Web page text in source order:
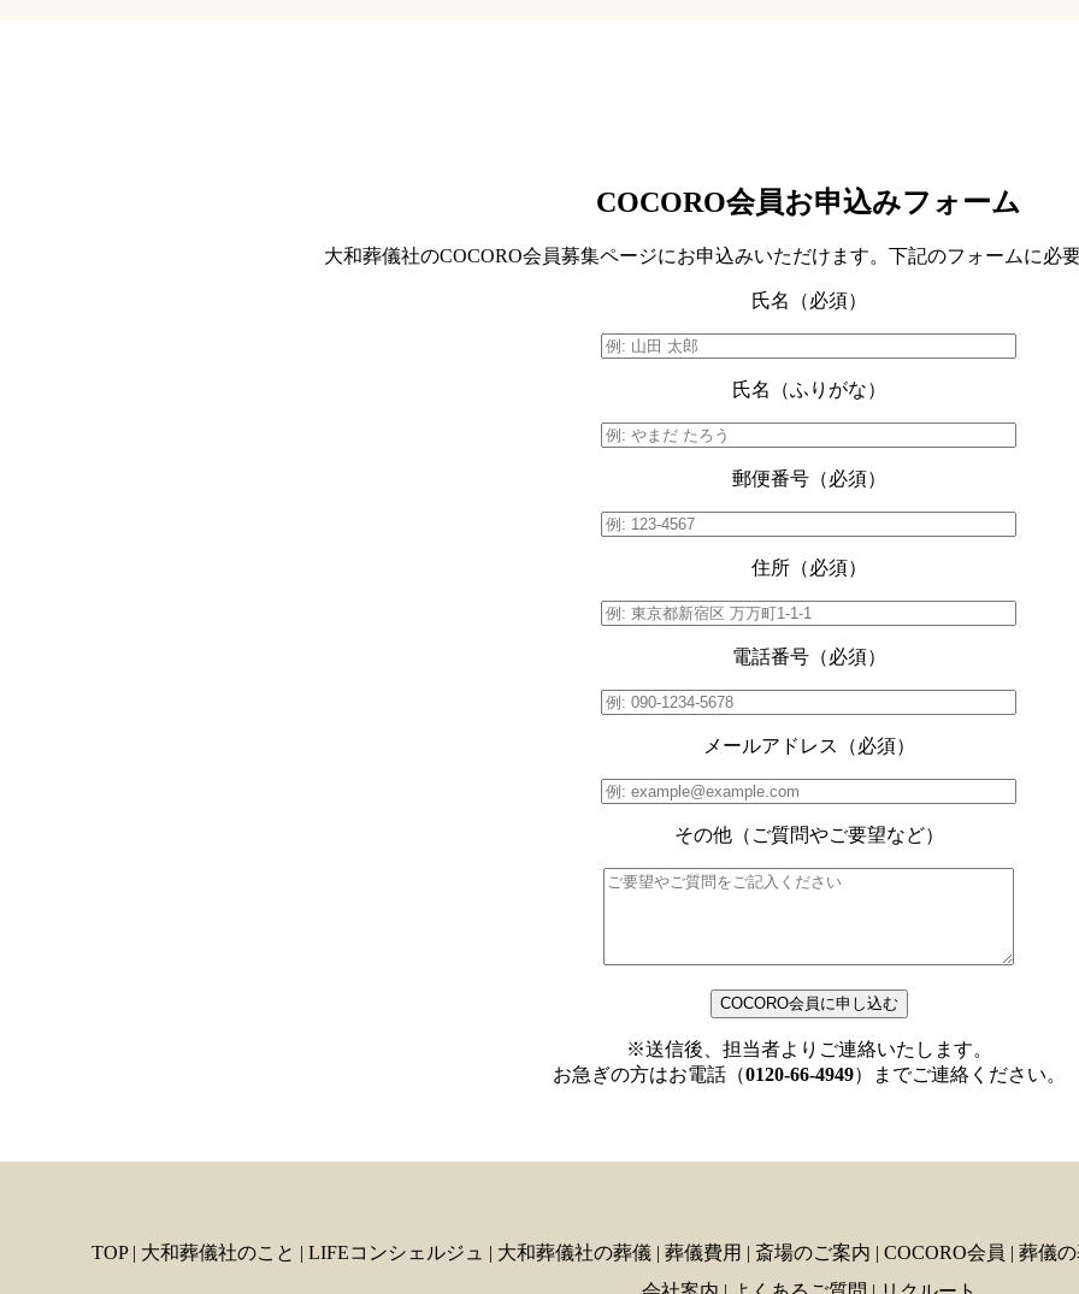
COCORO会員お申込みフォーム
大和葬儀社のCOCORO会員募集ページにお申込みいただけます。下記のフォームに必
氏名（必須）
氏名（ふりがな）
郵便番号（必須）
住所（必須）
電話番号（必須）
メールアドレス（必須）
その他（ご質問やご要望など）
※送信後、担当者よりご連絡いたします。
お急ぎの方はお電話（0120-66-4949）までご連絡ください。
TOP| 大和葬儀社のこと | LIFEコンシェルジュ | 大和葬儀社の葬儀 | 葬儀費用 | 斎場のご案内 | COCORO会員 | 葬儀